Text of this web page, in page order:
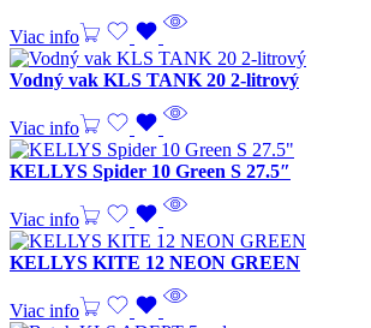
Viac info
Vodný vak KLS TANK 20 2-litrový
Viac info
KELLYS Spider 10 Green S 27.5″
Viac info
KELLYS KITE 12 NEON GREEN
Viac info